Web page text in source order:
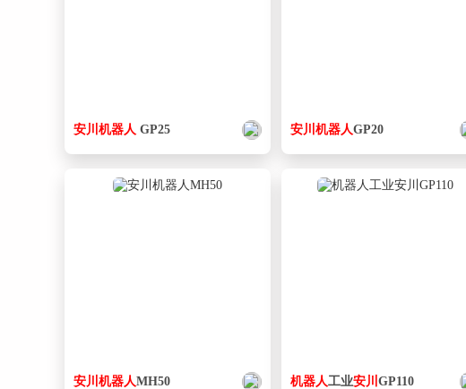
安川 机器人 GP25 安川机器人GP20
安川 机器人MH50 机器人工业安川GP110